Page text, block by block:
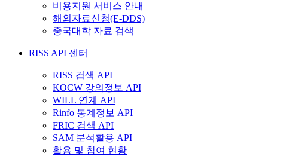
비용지원 서비스 안내
해외자료신청(E-DDS)
중국대학 자료 검색
RISS API 센터
RISS 검색 API
KOCW 강의정보 API
WILL 연계 API
Rinfo 통계정보 API
FRIC 검색 API
SAM 분석활용 API
활용 및 참여 현황